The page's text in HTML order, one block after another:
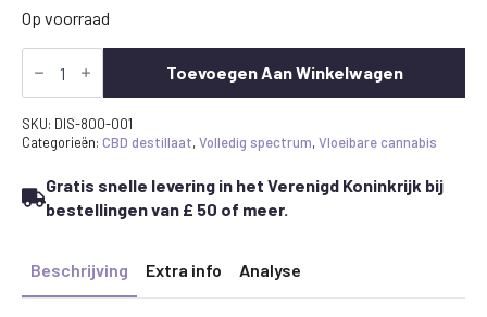
Op voorraad
CBD-
distillaat
g
|
spectrum-
extract
Toevoegen Aan Winkelwagen
SKU: DIS-800-001
Categorieën: CBD destillaat,Volledig spectrum,Vloeibare cannabis
Gratis snelle levering in het Verenigd Koninkrijk bij
bestellingen van £ 50 of meer.
Beschrijving Extra info Analyse